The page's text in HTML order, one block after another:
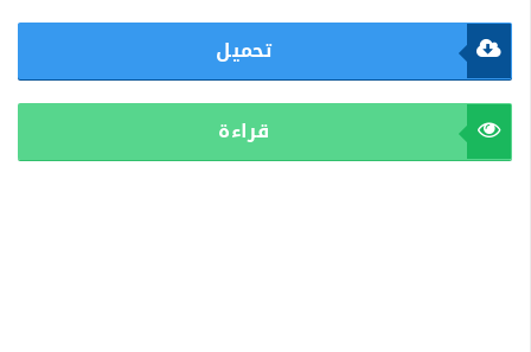
تحميل
قراءة